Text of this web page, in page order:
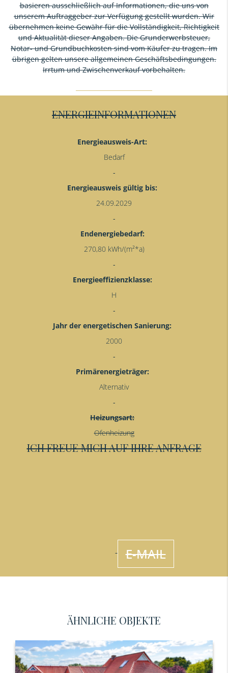
basieren ausschließlich auf Informationen, die uns von
unserem Auftraggeber zur Verfügung gestellt wurden. Wir
übernehmen keine Gewähr für die Vollständigkeit, Richtigkeit
und Aktualität dieser Angaben. Die Grunderwerbsteuer,
Notar- und Grundbuchkosten sind vom Käufer zu tragen. Im
übrigen gelten unsere allgemeinen Geschäftsbedingungen.
Irrtum und Zwischenverkauf vorbehalten.
ENERGIEINFORMATIONEN
Energieausweis-Art:
Bedarf
Energieausweis gültig bis:
24.09.2029
Endenergiebedarf:
270,80 kWh/(m²*a)
Energieeffizienzklasse:
H
Jahr der energetischen Sanierung:
2000
Primärenergieträger:
Alternativ
Heizungsart:
Ofenheizung
ICH FREUE MICH AUF IHRE ANFRAGE
E-MAIL
ÄHNLICHE OBJEKTE